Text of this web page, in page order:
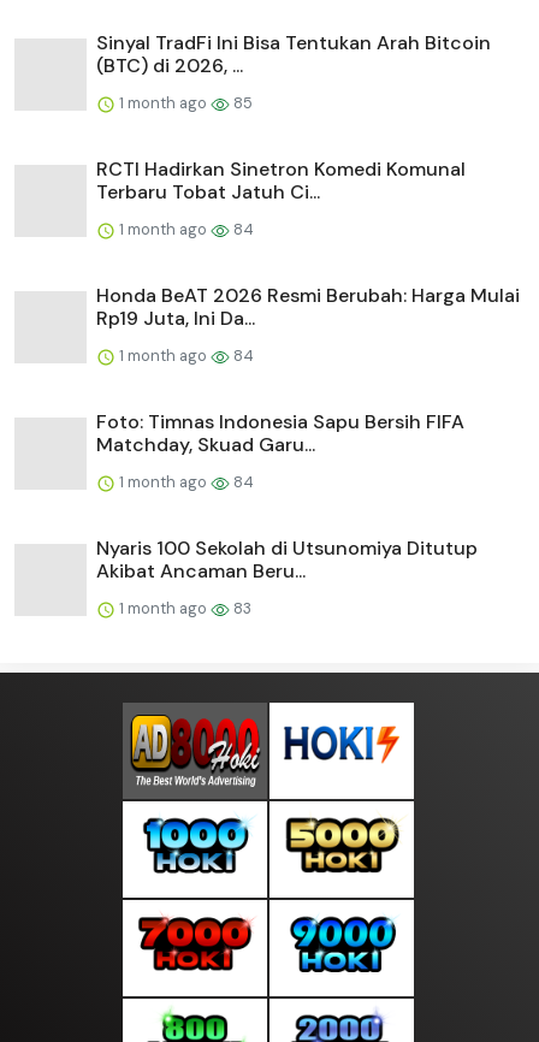
Sinyal TradFi Ini Bisa Tentukan Arah Bitcoin
(BTC) di 2026, ...
1 month ago 85
RCTI Hadirkan Sinetron Komedi Komunal
Terbaru Tobat Jatuh Ci...
1 month ago 84
Honda BeAT 2026 Resmi Berubah: Harga Mulai
Rp19 Juta, Ini Da...
1 month ago 84
Foto: Timnas Indonesia Sapu Bersih FIFA
Matchday, Skuad Garu...
1 month ago 84
Nyaris 100 Sekolah di Utsunomiya Ditutup
Akibat Ancaman Beru...
1 month ago 83